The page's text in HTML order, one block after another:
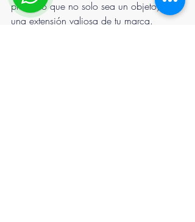
producto que no solo sea un objeto, sino
una extensión valiosa de tu marca.